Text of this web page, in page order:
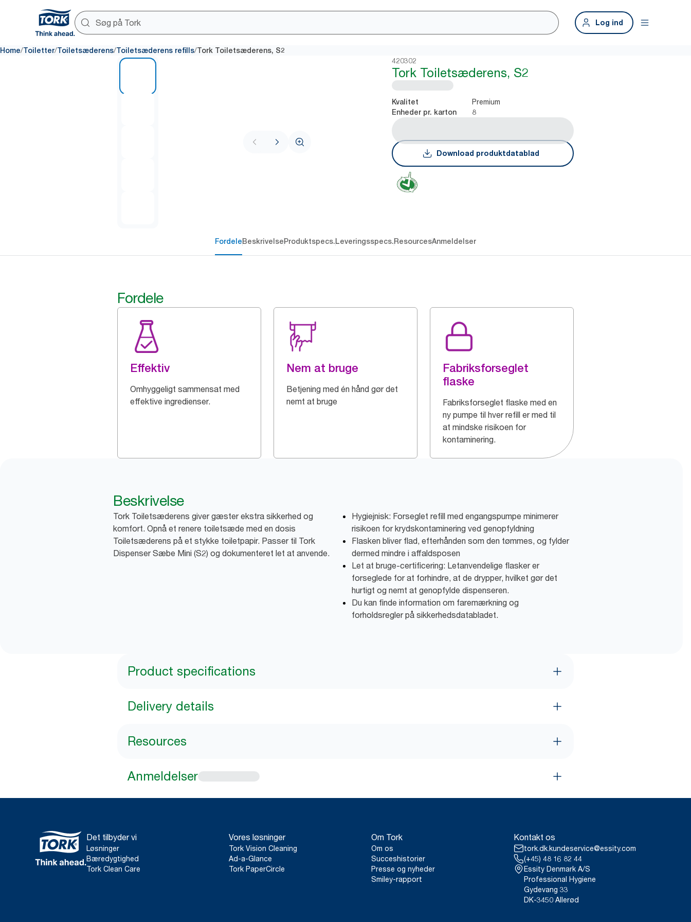
Log ind
Home/Toiletter/Toiletsæderens/Toiletsæderens refills/Tork Toiletsæderens, S2
420302
Tork Toiletsæderens, S2
Kvalitet Premium
Enheder pr. karton 8
Download produktdatablad
FordeleBeskrivelseProduktspecs.Leveringsspecs.ResourcesAnmeldelser
Fordele
Effektiv
Omhyggeligt sammensat med
effektive ingredienser.
Nem at bruge
Betjening med én hånd gør det
nemt at bruge
Fabriksforseglet
flaske
Fabriksforseglet flaske med en
ny pumpe til hver refill er med til
at mindske risikoen for
kontaminering.
Beskrivelse
Tork Toiletsæderens giver gæster ekstra sikkerhed og
komfort. Opnå et renere toiletsæde med en dosis
Toiletsæderens på et stykke toiletpapir. Passer til Tork
Dispenser Sæbe Mini (S2) og dokumenteret let at anvende.
Hygiejnisk: Forseglet refill med engangspumpe minimerer
risikoen for krydskontaminering ved genopfyldning
Flasken bliver flad, efterhånden som den tømmes, og fylder
dermed mindre i affaldsposen
Let at bruge-certificering: Letanvendelige flasker er
forseglede for at forhindre, at de drypper, hvilket gør det
hurtigt og nemt at genopfylde dispenseren.
Du kan finde information om faremærkning og
forholdsregler på sikkerhedsdatabladet.
Product specifications
Delivery details
Resources
Anmeldelser
Det tilbyder vi
Løsninger
Bæredygtighed
Tork Clean Care
Vores løsninger
Tork Vision Cleaning
Ad-a-Glance
Tork PaperCircle
Om Tork
Om os
Succeshistorier
Presse og nyheder
Smiley-rapport
Kontakt os
tork.dk.kundeservice@essity.com
(+45) 48 16 82 44
Essity Denmark A/S
Professional Hygiene
Gydevang 33
DK-3450 Allerød